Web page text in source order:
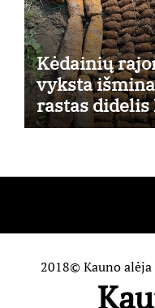
Kėdainių
vyksta
rastas
pasaulinio
2018© Kauno alėja